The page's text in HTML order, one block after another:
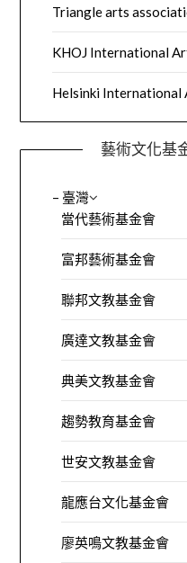
Triangle arts
KHOJ International
Helsinki
藝術文化基
– 臺灣
當代藝術基金會
富邦藝術基金會
聯邦文教基金會
廣達文教基金會
典美文教基金會
趨勢教育基金會
世安文教基金會
龍應台文化基金會
廖英鳴文教基金會